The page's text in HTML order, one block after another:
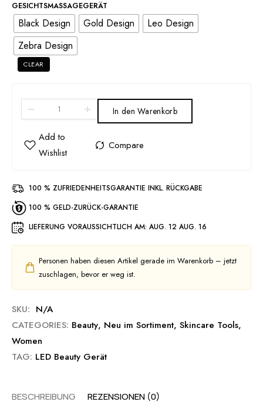
GESICHTSMASSAGEGERÄT
Black Design Gold Design
Leo Design
Zebra Design
CLEAR
In den Warenkorb
100 % ZUFRIEDENHEITSGARANTIE INKL. RÜCKGABE
100 % GELD-ZURÜCK-GARANTIE
LIEFERUNG VORAUSSICHTLICH AM: AUG. 12 AUG. 16
Personen haben diesen Artikel gerade im Warenkorb – jetzt
zuschlagen, bevor er weg ist.
SKU: N/A
CATEGORIES: Beauty, Neu im Sortiment, Skincare Tools,
Women
TAG: LED Beauty Gerät
BESCHREIBUNG REZENSIONEN (0)